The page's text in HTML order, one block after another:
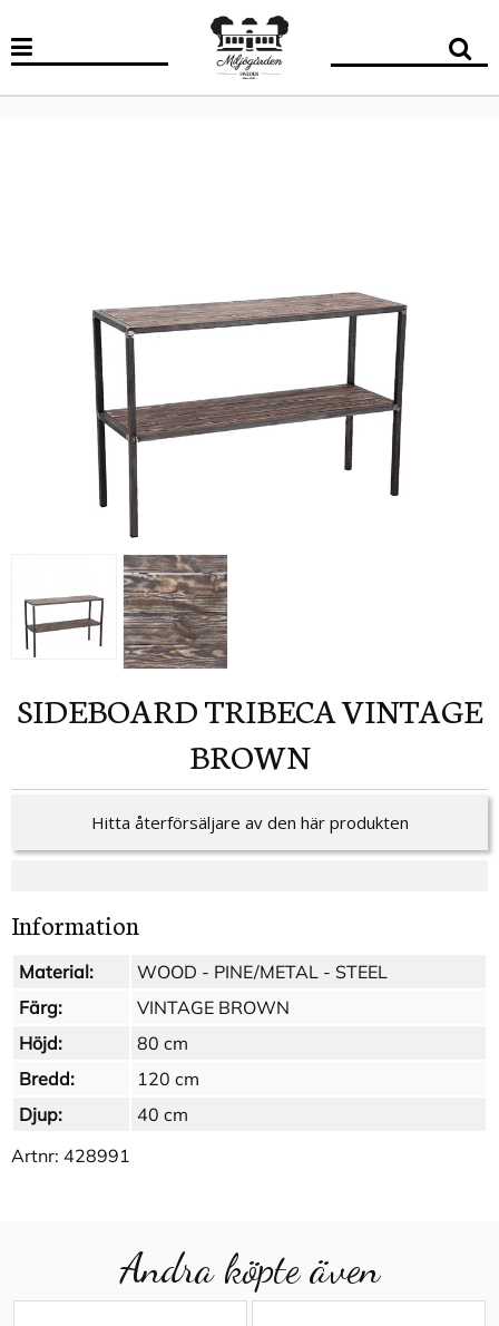
SIDEBOARD TRIBECA VINTAGE
BROWN
Hitta återförsäljare av den här produkten
Information
Material:
WOOD - PINE/METAL - STEEL
Färg:
VINTAGE BROWN
Höjd:
80 cm
Bredd:
120 cm
Djup:
40 cm
Artnr: 428991
Andra köpte även